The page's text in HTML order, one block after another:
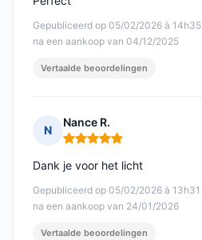
Gepubliceerd op 05/02/2026 à 14h35
na een aankoop van 04/12/2025
Vertaalde beoordelingen
N
Nance R.
Opmerking: 5 van 5
Gepubliceerd op 05/02/2026 à 13h31
na een aankoop van 24/01/2026
Dank je voor het licht
Vertaalde beoordelingen